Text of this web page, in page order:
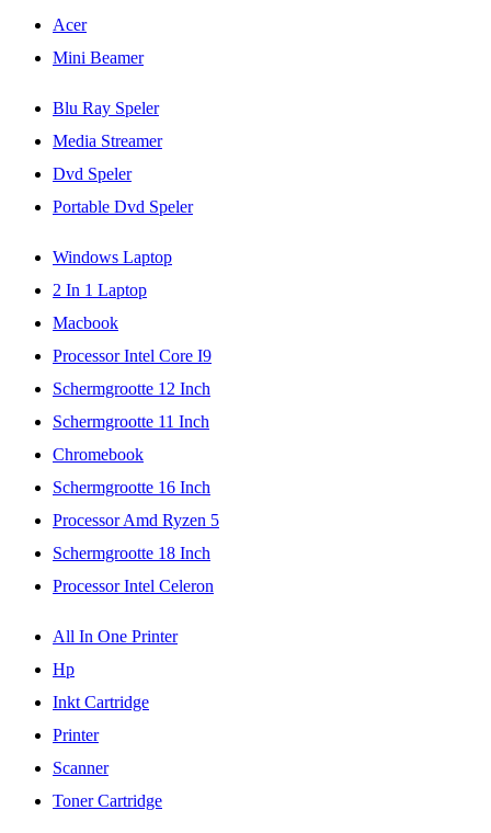
Acer
Mini Beamer
Blu Ray Speler
Media Streamer
Dvd Speler
Portable Dvd Speler
Windows Laptop
2 In 1 Laptop
Macbook
Processor Intel Core I9
Schermgrootte 12 Inch
Schermgrootte 11 Inch
Chromebook
Schermgrootte 16 Inch
Processor Amd Ryzen 5
Schermgrootte 18 Inch
Processor Intel Celeron
All In One Printer
Hp
Inkt Cartridge
Printer
Scanner
Toner Cartridge